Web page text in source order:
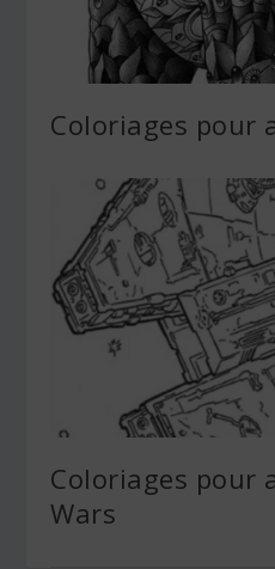
Coloriages pour
Coloriages pour
Wars